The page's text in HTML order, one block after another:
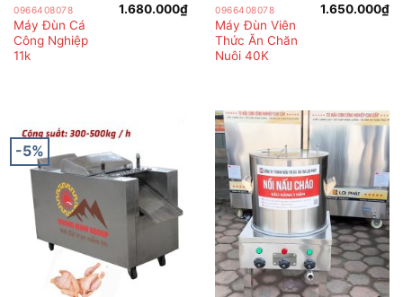
0966408078
Máy Đùn Cá
Công Nghiệp
11k
1.680.000₫ 0966408078
Máy Đùn Viên
Thức Ăn Chăn
Nuôi 40K
1.650.000₫
-5%